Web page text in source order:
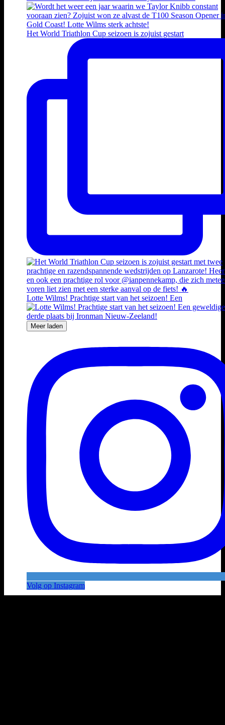
Het World Triathlon Cup seizoen is zojuist gestart
Lotte Wilms! Prachtige start van het seizoen! Een
Meer laden
Volg op Instagram